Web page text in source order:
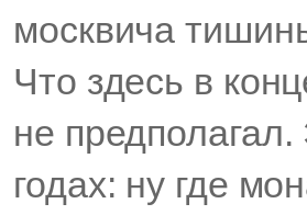
москвича
Что здесь в
не
годах: ну где